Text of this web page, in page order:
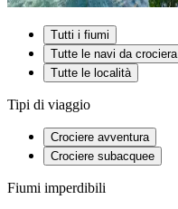
Tutti i fiumi
Tutte le navi da crociera
Tutte le località
Tipi di viaggio
Crociere avventura
Crociere subacquee
Fiumi imperdibili